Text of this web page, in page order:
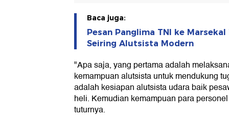
Baca juga:
Pesan Panglima TNI ke
Seiring Alutsista Modern
"Apa saja, yang pertama adalah
kemampuan alutsista untuk mendukung
adalah kesiapan alutsista udara baik
heli. Kemudian kemampuan para
tuturnya.